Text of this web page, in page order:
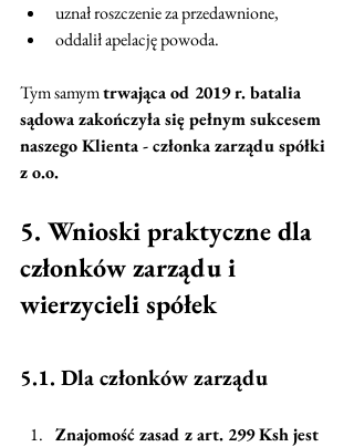
uznał roszczenie za przedawnione,
oddalił apelację powoda.
Tym samym trwająca od 2019 r. batalia
sądowa zakończyła się pełnym sukcesem
naszego Klienta - członka zarządu spółki
z o.o.
5. Wnioski praktyczne dla
członków zarządu i
wierzycieli spółek
5.1. Dla członków zarządu
Znajomość zasad z art. 299 Ksh jest